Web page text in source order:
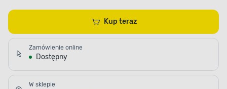
Kup teraz
Zamówienie online
Dostępny
W sklepie